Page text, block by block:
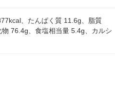
、たんぱく質 11.6g、脂質
76.4g、食塩相当量 5.4g、カルシ